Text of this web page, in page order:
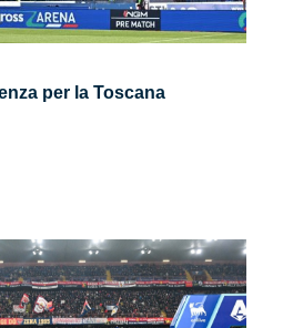
per la Toscana